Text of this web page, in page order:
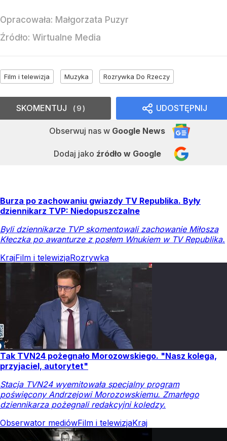
Opracowała: Małgorzata Puzyr
Źródło: Wirtualne Media
Film i telewizja Muzyka Rozrywka Do Rzeczy
UDOSTĘPNIJ
Obserwuj nas w Google News
Dodaj jako źródło w Google
SKOMENTUJ 9
Burza po zachowaniu gwiazdy TV Republika. Były
dziennikarz TVP: Niedopuszczalne
Byli dziennikarze TVP skomentowali zachowanie Miłosza
Kłeczka po awanturze z posłem Wnukiem w TV Republika.
KrajFilm i telewizjaRozrywka
Tak TVN24 pożegnało Morozowskiego. "Nasz kolega,
przyjaciel, autorytet"
Stacja TVN24 wyemitowała specjalny program
poświęcony Andrzejowi Morozowskiemu. Zmarłego
dziennikarza pożegnali redakcyjni koledzy.
Obserwator mediówFilm i telewizjaKraj